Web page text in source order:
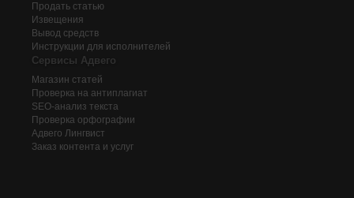
Продать статью
Извещения
Вывод средств
Инструкции для исполнителей
Сервисы Адвего
Магазин статей
Проверка на антиплагиат
SEO-анализ текста
Проверка орфографии
Адвего Лингвист
Заказ контента и услуг